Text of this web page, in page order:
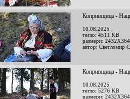
Копривщица -
10.08.2025
тегло: 4511 KB
размери:
автор: Светломир
Копривщица -
10.08.2025
тегло: 5276 KB
размери: